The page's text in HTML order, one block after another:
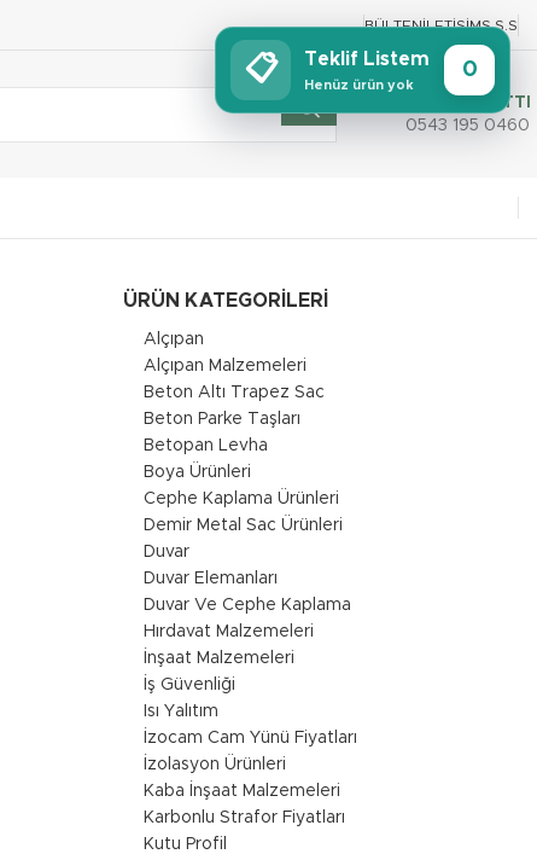
BÜLTENİLETIŞIMS.S.S
SİPARİŞ HATTI
0543 195 0460
ÜRÜN KATEGORILERI
Alçıpan
Alçıpan Malzemeleri
Beton Altı Trapez Sac
Beton Parke Taşları
Betopan Levha
Boya Ürünleri
Cephe Kaplama Ürünleri
Demir Metal Sac Ürünleri
Duvar
Duvar Elemanları
Duvar Ve Cephe Kaplama
Hırdavat Malzemeleri
İnşaat Malzemeleri
İş Güvenliği
Isı Yalıtım
İzocam Cam Yünü Fiyatları
İzolasyon Ürünleri
Kaba İnşaat Malzemeleri
Karbonlu Strafor Fiyatları
Kutu Profil
📋 Teklif Listem
Henüz ürün yok
0